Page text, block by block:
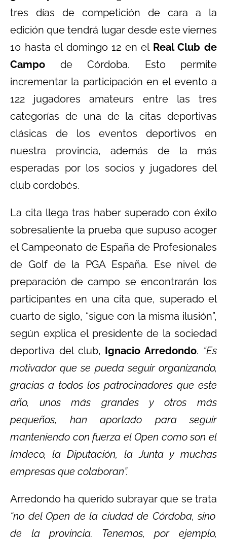
tres días de competición de cara a la
edición que tendrá lugar desde este viernes
10 hasta el domingo 12 en el Real Club de
Campo de Córdoba. Esto permite
incrementar la participación en el evento a
122 jugadores amateurs entre las tres
categorías de una de la citas deportivas
clásicas de los eventos deportivos en
nuestra provincia, además de la más
esperadas por los socios y jugadores del
club cordobés.
La cita llega tras haber superado con éxito
sobresaliente la prueba que supuso acoger
el Campeonato de España de Profesionales
de Golf de la PGA España. Ese nivel de
preparación de campo se encontrarán los
participantes en una cita que, superado el
cuarto de siglo, “sigue con la misma ilusión”,
según explica el presidente de la sociedad
deportiva del club, Ignacio Arredondo. “Es
motivador que se pueda seguir organizando,
gracias a todos los patrocinadores que este
año, unos más grandes y otros más
pequeños, han aportado para seguir
manteniendo con fuerza el Open como son el
Imdeco, la Diputación, la Junta y muchas
empresas que colaboran”.
Arredondo ha querido subrayar que se trata
“no del Open de la ciudad de Córdoba, sino
de la provincia. Tenemos, por ejemplo,